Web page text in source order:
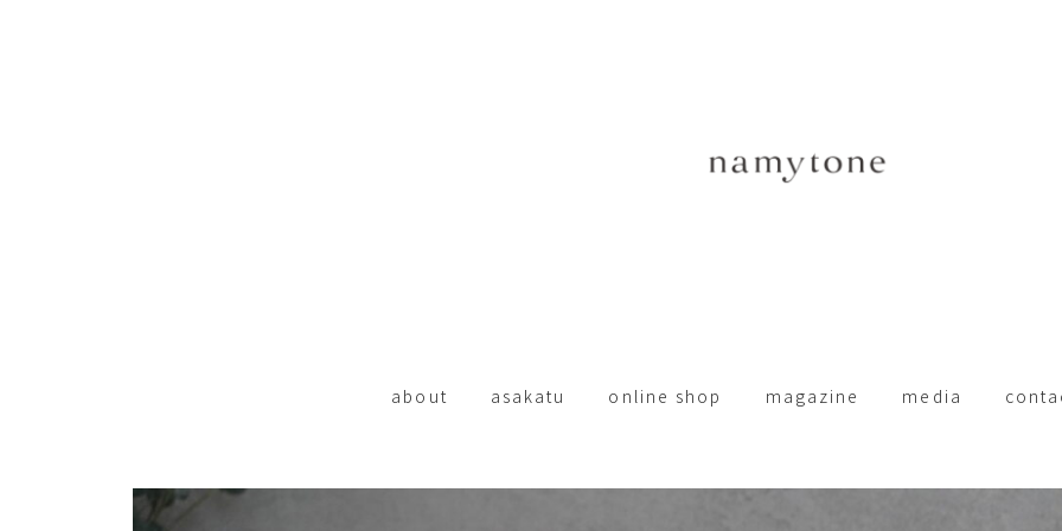
about asakatu online shop magazine media